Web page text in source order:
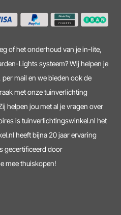
of het onderhoud van je in-lite,
Lights systeem? Wij helpen je
mail en we bieden ook de
met onze tuinverlichting
helpen jou met al je vragen over
is tuinverlichtingswinkel.nl het
heeft bijna 20 jaar ervaring
gecertificeerd door
mee thuiskopen!